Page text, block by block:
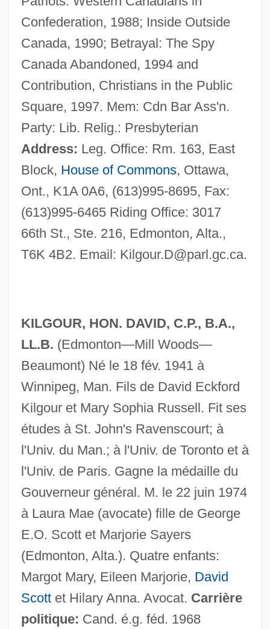
Confederation, 1988; Inside Outside
Canada, 1990; Betrayal: The Spy
Canada Abandoned, 1994 and
Contribution, Christians in the Public
Square, 1997. Mem: Cdn Bar Ass'n.
Party: Lib. Relig.: Presbyterian
Address: Leg. Office: Rm. 163, East
Block, House of Commons, Ottawa,
Ont., K1A 0A6, (613)995-8695, Fax:
(613)995-6465 Riding Office: 3017
66th St., Ste. 216, Edmonton, Alta.,
T6K 4B2. Email: Kilgour.D@parl.gc.ca.
KILGOUR, HON. DAVID, C.P., B.A.,
LL.B. (Edmonton—Mill Woods—
Beaumont) Né le 18 fév. 1941 à
Winnipeg, Man. Fils de David Eckford
Kilgour et Mary Sophia Russell. Fit ses
études à St. John's Ravenscourt; à
l'Univ. du Man.; à l'Univ. de Toronto et à
l'Univ. de Paris. Gagne la médaille du
Gouverneur général. M. le 22 juin 1974
à Laura Mae (avocate) fille de George
E.O. Scott et Marjorie Sayers
(Edmonton, Alta.). Quatre enfants:
Margot Mary, Eileen Marjorie, David
Scottet Hilary Anna. Avocat. Carrière
politique: Cand. é.g. féd. 1968